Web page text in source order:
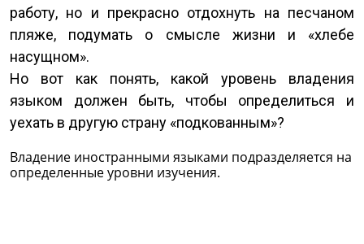
работу, но и прекрасно отдохнуть на песчаном
пляже, подумать о смысле жизни и «хлебе
насущном».
Но вот как понять, какой уровень владения
языком должен быть, чтобы определиться и
уехать в другую страну «подкованным»?
Владение иностранными языками подразделяется на
определенные уровни изучения.